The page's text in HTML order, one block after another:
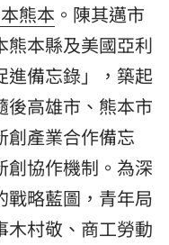
熊本 。陳其邁市
熊本縣及美國亞利
進備忘錄」，築起
後高雄市、熊本市
創產業合作備忘
創協作機制。為深
戰略藍圖，青年局
木村敬、商工勞動